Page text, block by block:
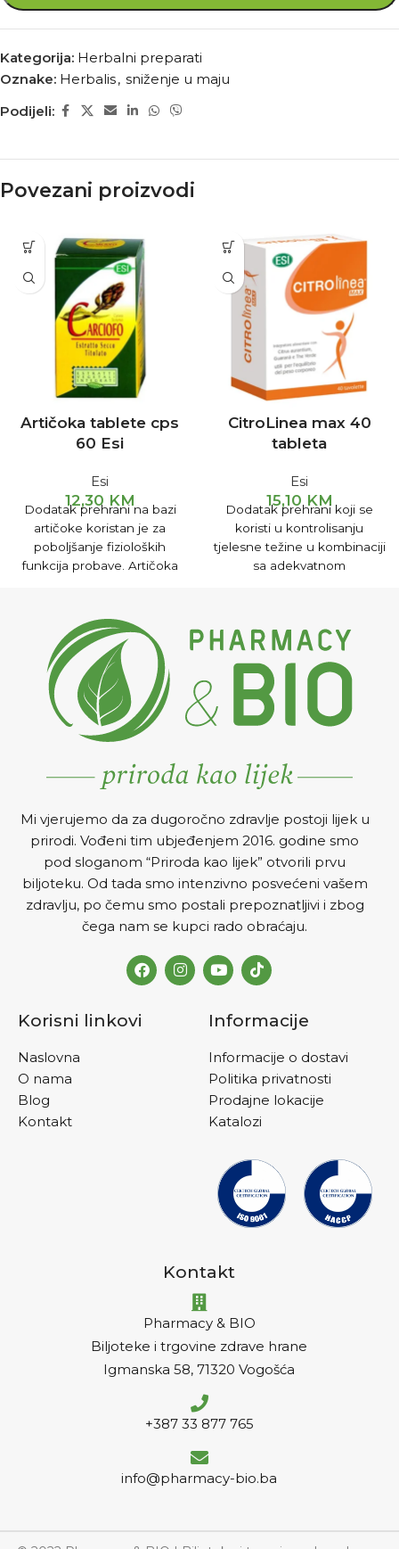
Kategorija: Herbalni preparati
Oznake: Herbalis, sniženje u maju
Podijeli:
Povezani proizvodi
Artičoka tablete cps
60 Esi
Esi
12,30 KM
Dodatak prehrani na bazi
artičoke koristan je za
poboljšanje fizioloških
funkcija probave. Artičoka
sprečava formiranje žučnog
kamenca i smanjuje
koncentraciju holesterola u
krvi.
CitroLinea max 40
tableta
Esi
15,10 KM
Dodatak prehrani koji se
koristi u kontrolisanju
tjelesne težine u kombinaciji
sa adekvatnom
Mi vjerujemo da za dugoročno zdravlje postoji lijek u
prirodi. Vođeni tim ubjeđenjem 2016. godine smo
pod sloganom “Priroda kao lijek” otvorili prvu
biljoteku. Od tada smo intenzivno posvećeni vašem
zdravlju, po čemu smo postali prepoznatljivi i zbog
čega nam se kupci rado obraćaju.
Korisni linkovi
Naslovna
O nama
Blog
Kontakt
Informacije
Informacije o dostavi
Politika privatnosti
Prodajne lokacije
Katalozi
Kontakt
Pharmacy & BIO
Biljoteke i trgovine zdrave hrane
Igmanska 58, 71320 Vogošća
+387 33 877 765
info@pharmacy-bio.ba